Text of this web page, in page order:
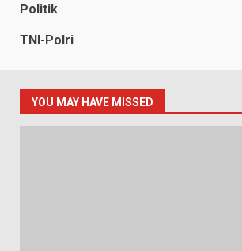
Politik
TNI-Polri
YOU MAY HAVE MISSED